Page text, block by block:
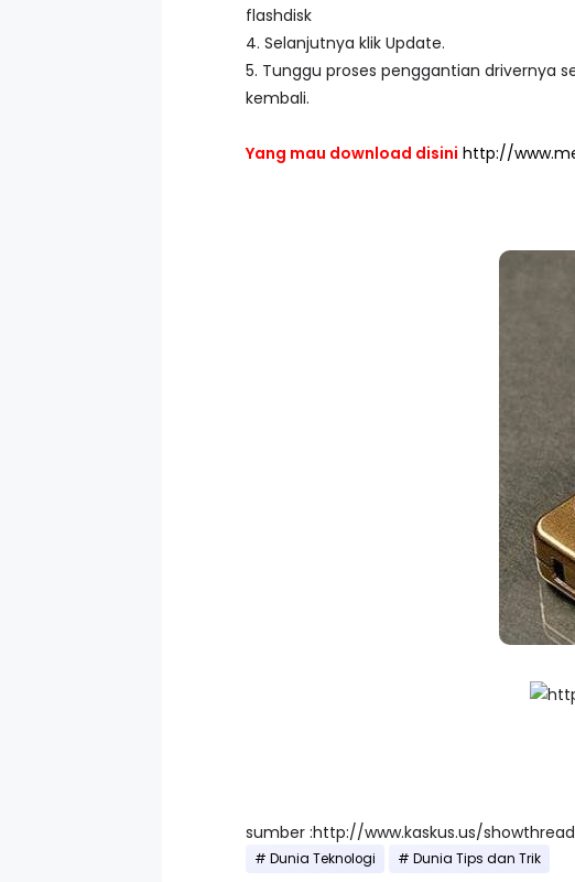
flashdisk
4. Selanjutnya klik Update.
5. Tunggu proses penggantian drivernya
kembali.
Yang mau download disini http://
sumber :http://www.kaskus.us/
Dunia Teknologi Dunia Tips dan Trik